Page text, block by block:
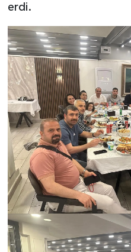
erdi.